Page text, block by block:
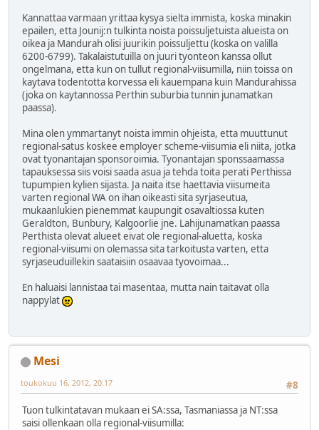
Kannattaa varmaan yrittaa kysya sielta immista, koska minakin
epailen, etta Jounij:n tulkinta noista poissuljetuista alueista on
oikea ja Mandurah olisi juurikin poissuljettu (koska on valilla
6200-6799). Takalaistutuilla on juuri tyonteon kanssa ollut
ongelmana, etta kun on tullut regional-viisumilla, niin toissa on
kaytava todentotta korvessa eli kauempana kuin Mandurahissa
(joka on kaytannossa Perthin suburbia tunnin junamatkan
paassa).
Mina olen ymmartanyt noista immin ohjeista, etta muuttunut
regional-satus koskee employer scheme-viisumia eli niita, jotka
ovat tyonantajan sponsoroimia. Tyonantajan sponssaamassa
tapauksessa siis voisi saada asua ja tehda toita perati Perthissa
tupumpien kylien sijasta. Ja naita itse haettavia viisumeita
varten regional WA on ihan oikeasti sita syrjaseutua,
mukaanlukien pienemmat kaupungit osavaltiossa kuten
Geraldton, Bunbury, Kalgoorlie jne. Lahijunamatkan paassa
Perthista olevat alueet eivat ole regional-aluetta, koska
regional-viisumi on olemassa sita tarkoitusta varten, etta
syrjaseuduillekin saataisiin osaavaa tyovoimaa...
En haluaisi lannistaa tai masentaa, mutta nain taitavat olla
nappylat
Mesi
#8
toukokuu 16, 2012, 20:17
Tuon tulkintatavan mukaan ei SA:ssa, Tasmaniassa ja NT:ssa
saisi ollenkaan olla regional-viisumilla: